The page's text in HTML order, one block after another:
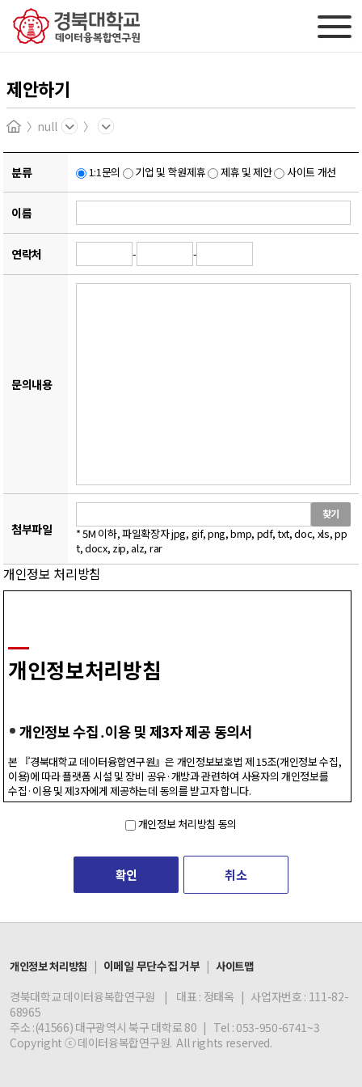
제안하기
Homenull
분류 1:1문의 기업 및 학원제휴 제휴 및 제안 사이트 개선
이름
연락처 - -
문의내용
첨부파일
찾기
* 5M 이하, 파일확장자 jpg, gif, png, bmp, pdf, txt, doc, xls, pp
t, docx, zip, alz, rar
개인정보 처리방침
개인정보처리방침
개인정보 수집․이용 및 제3자 제공 동의서
본 『경북대학교 데이터융합연구원』은 개인정보보호법 제 15조(개인정보 수집,
이용)에 따라 플랫폼 시설 및 장비 공유·개방과 관련하여 사용자의 개인정보를
수집·이용 및 제3자에게 제공하는데 동의를 받고자 합니다.
보유•이용 기
휴대전화) 개방
※ 위의 개인정보 수집‧이용에 대한 동의를 거부할 권리가 있습니다. 그러나 동의를
거부할 경우 플랫폼 시설 및 장비 이용 시 제한을 받을 수 있습니다.
개인정보 처리방침 동의
확인 취소
개인정보 처리방침 | 이메일 무단수집 거부 | 사이트맵
경북대학교 데이터융복합연구원 | 대표 : 정태옥 | 사업자번호 : 111-82-
68965
주소 :(41566) 대구광역시 북구 대학로 80 | Tel : 053-950-6741~3
Copyright ⓒ 데이터융복합연구원. All rights reserved.